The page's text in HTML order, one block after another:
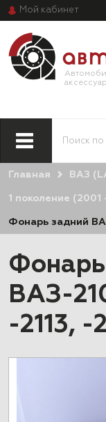
Мой кабинет
Главная ВАЗ
1 поколение (2001
Фонарь задний
ВАЗ-
-2113, -